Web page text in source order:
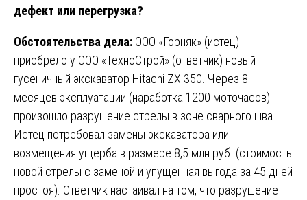
дефект или перегрузка?
Обстоятельства дела: ООО «Горняк» (истец)
приобрело у ООО «ТехноСтрой» (ответчик) новый
гусеничный экскаватор Hitachi ZX 350. Через 8
месяцев эксплуатации (наработка 1200 моточасов)
произошло разрушение стрелы в зоне сварного шва.
Истец потребовал замены экскаватора или
возмещения ущерба в размере 8,5 млн руб. (стоимость
новой стрелы с заменой и упущенная выгода за 45 дней
простоя). Ответчик настаивал на том, что разрушение